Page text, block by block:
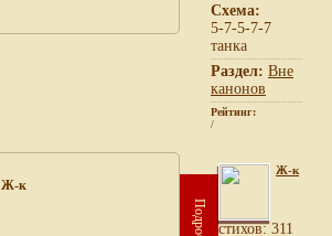
Схема:
5-7-5-7-7
танка
Раздел: Вне
канонов
Рейтинг:
/
Ж-к
Ж-к
cтихов: 311